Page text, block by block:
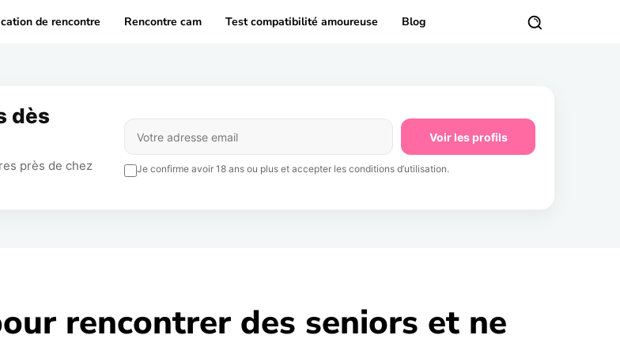
de rencontre Rencontre cam Test compatibilité amoureuse Blog
dès
près de chez
Voir les profils
Je confirme avoir 18 ans ou plus et accepter les conditions d’utilisation.
rencontrer des seniors et ne